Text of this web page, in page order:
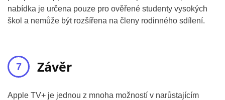
nabídka je určena pouze pro ověřené studenty vysokých
škol a nemůže být rozšířena na členy rodinného sdílení.
Závěr
Apple TV+ je jednou z mnoha možností v narůstajícím